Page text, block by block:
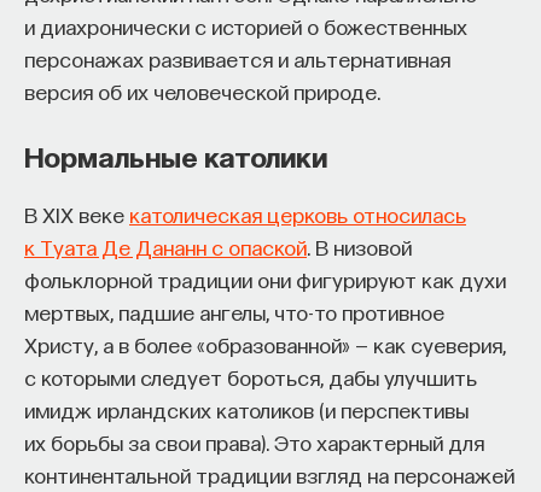
и диахронически с историей о божественных
персонажах развивается и альтернативная
версия об их человеческой природе.
Нормальные католики
В XIX веке католическая церковь относилась
к Туата Де Дананн с опаской . В низовой
фольклорной традиции они фигурируют как духи
мертвых, падшие ангелы, что-то противное
Христу, а в более «образованной» — как суеверия,
с которыми следует бороться, дабы улучшить
имидж ирландских католиков (и перспективы
их борьбы за свои права). Это характерный для
континентальной традиции взгляд на персонажей